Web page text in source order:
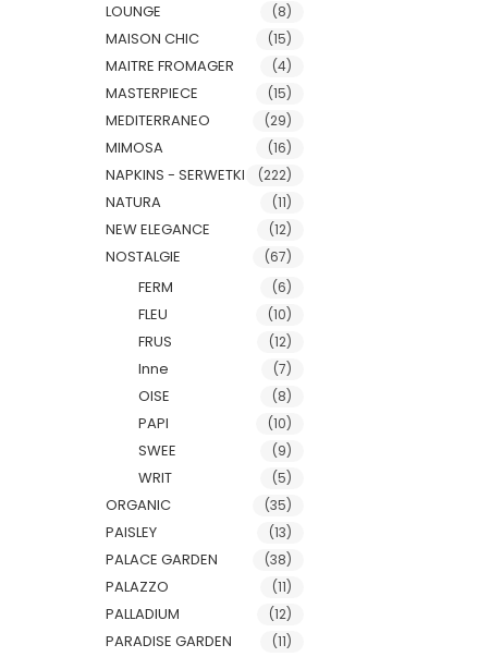
LOUNGE (8)
MAISON CHIC (15)
MAITRE FROMAGER (4)
MASTERPIECE (15)
MEDITERRANEO (29)
MIMOSA (16)
NAPKINS - SERWETKI (222)
NATURA (11)
NEW ELEGANCE (12)
NOSTALGIE (67)
FERM (6)
FLEU (10)
FRUS (12)
Inne (7)
OISE (8)
PAPI (10)
SWEE (9)
WRIT (5)
ORGANIC (35)
PAISLEY (13)
PALACE GARDEN (38)
PALAZZO (11)
PALLADIUM (12)
PARADISE GARDEN (11)